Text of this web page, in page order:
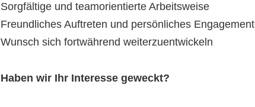
Sorgfältige und teamorientierte Arbeitsweise
Freundliches Auftreten und persönliches Engagement
Wunsch sich fortwährend weiterzuentwickeln
Haben wir Ihr Interesse geweckt?